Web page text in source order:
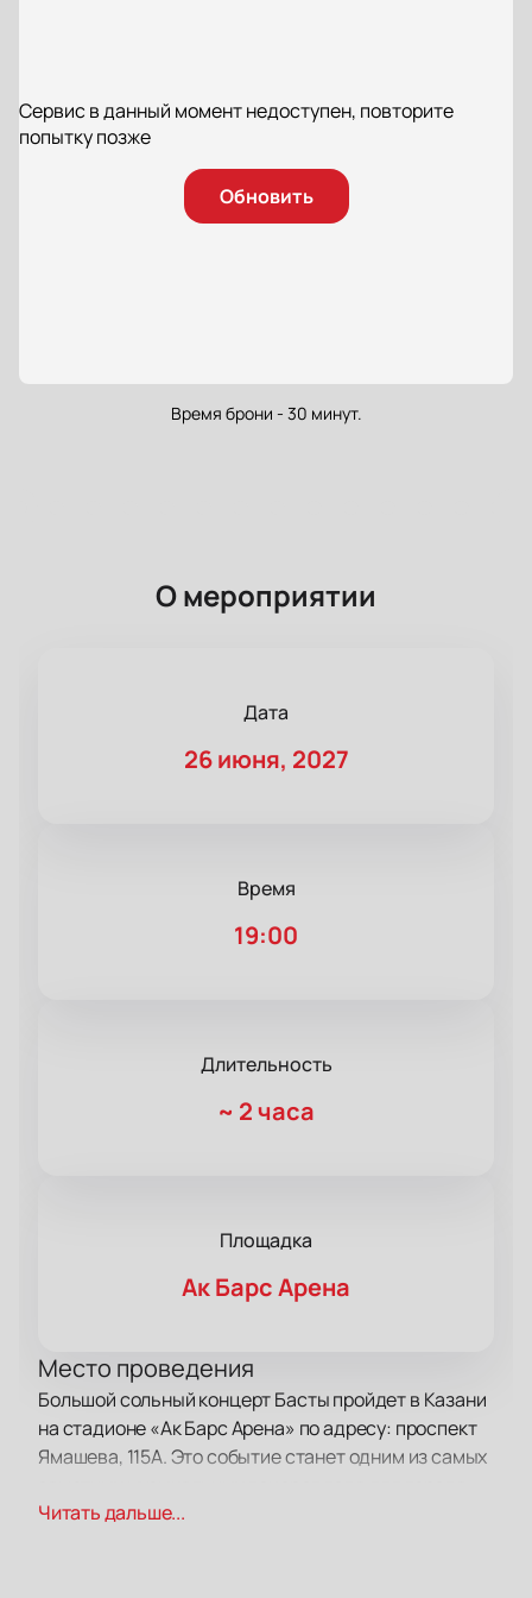
Сервис в данный момент недоступен, повторите
попытку позже
Обновить
Время брони - 30 минут.
О мероприятии
Дата
26 июня, 2027
Время
19:00
Длительность
~ 2 часа
Площадка
Ак Барс Арена
Место проведения
Большой сольный концерт Басты пройдет в Казани
на стадионе «Ак Барс Арена» по адресу: проспект
Ямашева, 115А. Это событие станет одним из самых
Читать дальше...